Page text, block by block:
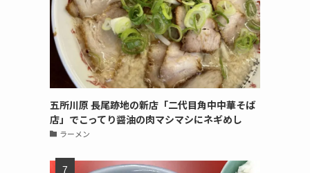
五所川原 長尾跡地の新店「二代目角中中華そば
店」でこってり醤油の肉マシマシにネギめし
ラーメン